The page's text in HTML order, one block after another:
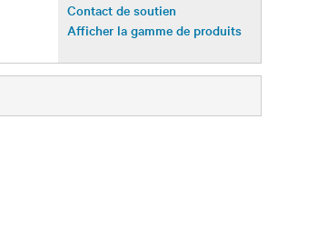
Contact de soutien
Afficher la gamme de produits